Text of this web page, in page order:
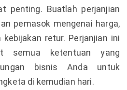
penting. Buatlah perjanjian
pemasok mengenai harga,
kebijakan retur. Perjanjian ini
semua ketentuan yang
bisnis Anda untuk
di kemudian hari.